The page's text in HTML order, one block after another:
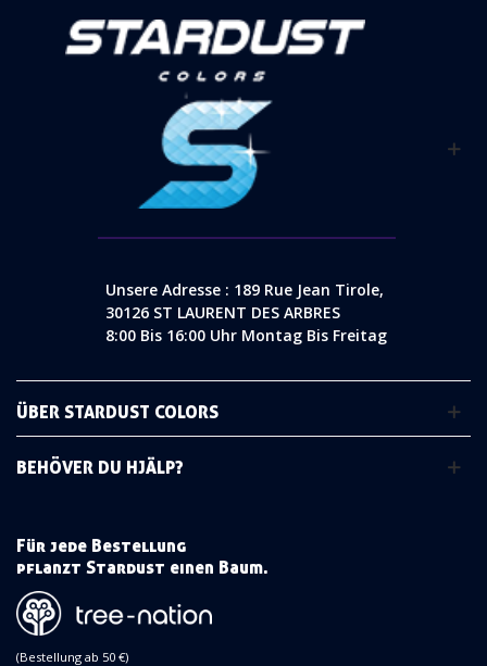
Unsere Adresse : 189 Rue Jean Tirole,
30126 ST LAURENT DES ARBRES
8:00 Bis 16:00 Uhr Montag Bis Freitag
ÜBER STARDUST COLORS
BEHÖVER DU HJÄLP?
Für jede Bestellung
pflanzt Stardust einen Baum.
(Bestellung ab 50 €)